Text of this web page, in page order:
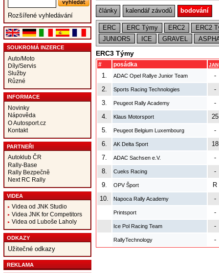
Rozšířené vyhledávání
SOUKROMÁ INZERCE
Auto/Moto
Díly/Servis
Služby
Různé
INFORMACE
Novinky
Nápověda
O Autosport.cz
Kontakt
PARTNEŘI
Autoklub ČR
Rally-Base
Rally Bezpečně
Next RC Rally
VIDEA
Videa od JNK Studio
Videa JNK for Competitors
Videa od Luboše Laholy
ODKAZY
Užitečné odkazy
REKLAMA
články kalendář závodů bodování
ERC ERC Týmy ERC2
ERC2
JUNIORS
ICE GRAVEL
ERC3 Týmy
# posádka JAN
1. ADAC Opel Rallye Junior Team
-
2.
Sports Racing Technologies
-
3.
Peugeot Rally Academy
-
4.
Klaus Motorsport
25
5.
Peugeot Belgium Luxembourg
-
6.
AK Delta Sport
18
7.
ADAC Sachsen e.V.
-
8.
Cueks Racing
-
9.
OPV Šport
R
10.
Napoca Rally Academy -
Printsport -
Ice Pol Racing Team -
RallyTechnology -